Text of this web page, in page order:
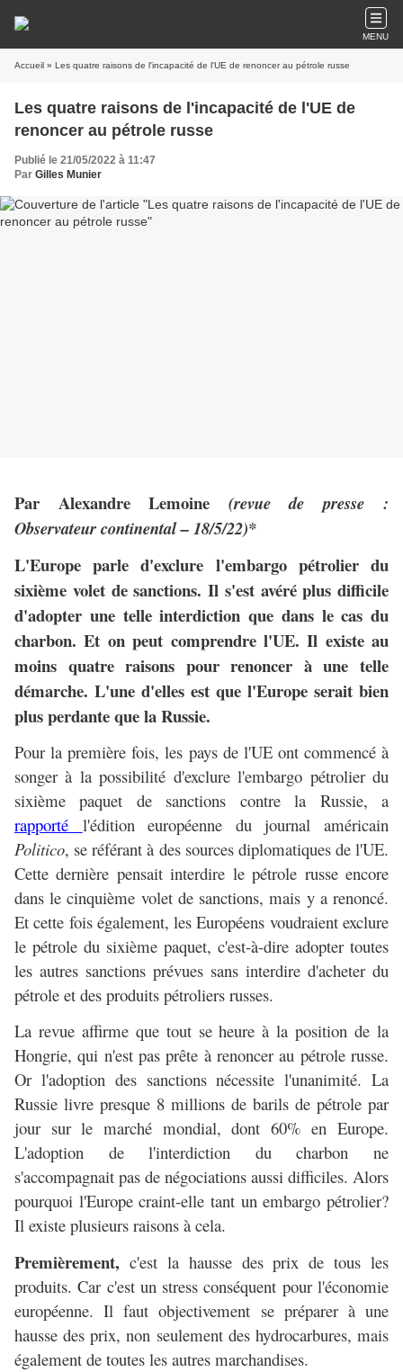
MENU
Accueil » Les quatre raisons de l'incapacité de l'UE de renoncer au pétrole russe
Les quatre raisons de l'incapacité de l'UE de
renoncer au pétrole russe
Publié le 21/05/2022 à 11:47
Par Gilles Munier
Par Alexandre Lemoine (revue de presse :
Observateur continental – 18/5/22)*
L'Europe parle d'exclure l'embargo pétrolier du
sixième volet de sanctions. Il s'est avéré plus difficile
d'adopter une telle interdiction que dans le cas du
charbon. Et on peut comprendre l'UE. Il existe au
moins quatre raisons pour renoncer à une telle
démarche. L'une d'elles est que l'Europe serait bien
plus perdante que la Russie.
Pour la première fois, les pays de l'UE ont commencé à
songer à la possibilité d'exclure l'embargo pétrolier du
sixième paquet de sanctions contre la Russie, a
rapporté l'édition européenne du journal américain
Politico, se référant à des sources diplomatiques de l'UE.
Cette dernière pensait interdire le pétrole russe encore
dans le cinquième volet de sanctions, mais y a renoncé.
Et cette fois également, les Européens voudraient exclure
le pétrole du sixième paquet, c'est-à-dire adopter toutes
les autres sanctions prévues sans interdire d'acheter du
pétrole et des produits pétroliers russes.
La revue affirme que tout se heure à la position de la
Hongrie, qui n'est pas prête à renoncer au pétrole russe.
Or l'adoption des sanctions nécessite l'unanimité. La
Russie livre presque 8 millions de barils de pétrole par
jour sur le marché mondial, dont 60% en Europe.
L'adoption de l'interdiction du charbon ne
s'accompagnait pas de négociations aussi difficiles. Alors
pourquoi l'Europe craint-elle tant un embargo pétrolier?
Il existe plusieurs raisons à cela.
Premièrement, c'est la hausse des prix de tous les
produits. Car c'est un stress conséquent pour l'économie
européenne. Il faut objectivement se préparer à une
hausse des prix, non seulement des hydrocarbures, mais
également de toutes les autres marchandises.